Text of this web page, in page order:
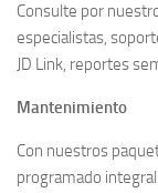
Consulte por
especialistas,
JD Link, reportes
Mantenimiento
Con nuestros
programado